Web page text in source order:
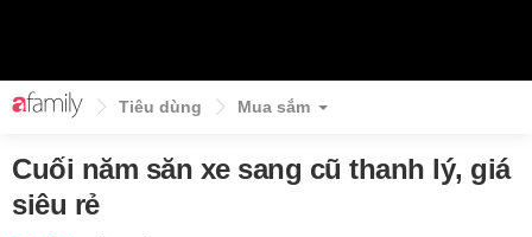
Tiêu dùng Mua sắm
Cuối năm săn xe sang cũ thanh lý, giá
siêu rẻ